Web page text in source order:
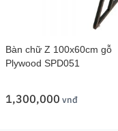
Bàn chữ Z 100x60cm gỗ
Plywood SPD051
1,300,000 vnđ